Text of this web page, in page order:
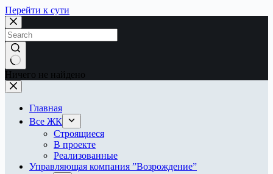
Перейти к сути
Ничего не найдено
Главная
Все ЖК
Строящиеся
В проекте
Реализованные
Управляющая компания ”Возрождение”